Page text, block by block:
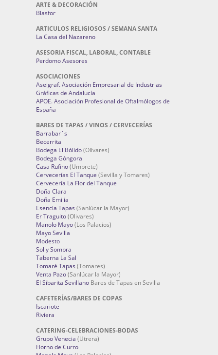
ARTE & DECORACIÓN
Blasfor
ARTICULOS RELIGIOSOS / SEMANA SANTA
La Casa del Nazareno
ASESORIA FISCAL, LABORAL, CONTABLE
Perdomo Asesores
ASOCIACIONES
Aseigraf. Asociación Empresarial de Industrias
Gráficas de Andalucía
APOE. Asociación Profesional de Oftalmólogos de
España
BARES DE TAPAS / VINOS / CERVECERÍAS
Barrabar´s
Becerrita
Bodega El Bólido(Olivares)
Bodega Góngora
Casa Rufino(Umbrete)
Cervecerías El Tanque (Sevilla y Tomares)
Cervecería La Flor del Tanque
Doña Clara
Doña Emilia
Esencia Tapas (Sanlúcar la Mayor)
Er Traguito(Olivares)
Manolo Mayo(Los Palacios)
Mayo Sevilla
Modesto
Sol y Sombra
Taberna La Sal
Tomaré Tapas (Tomares)
Venta Pazo(Sanlúcar la Mayor)
El Sibarita Sevillano Bares de Tapas en Sevilla
CAFETERÍAS/BARES DE COPAS
Iscariote
Riviera
CATERING-CELEBRACIONES-BODAS
Grupo Venecia (Utrera)
Horno de Curro